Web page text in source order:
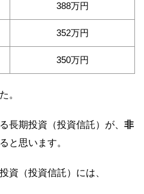
388万円
352万円
350万円
。
長期投資（投資信託）が、 非
と思います。
資（投資信託）には、